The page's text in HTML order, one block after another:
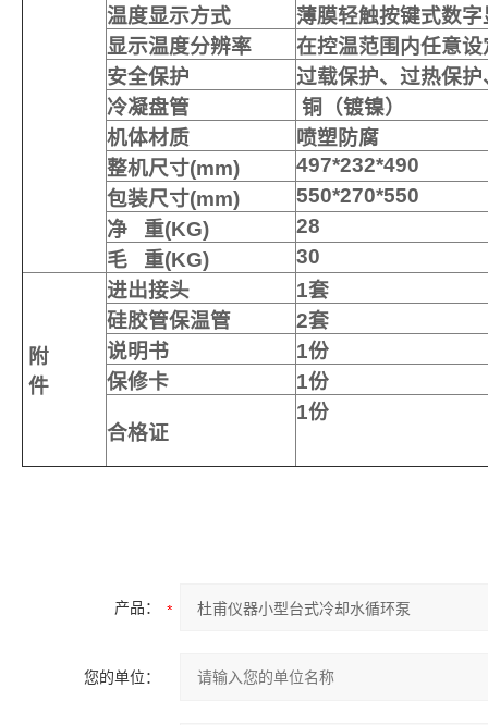
温度显示方式
薄膜轻触按键式数字
显示温度分辨率
在控温范围内任意
安全保护
过载保护、过热保
冷凝盘管
铜（镀镍）
机体材质
喷塑防腐
整机尺寸(mm)
497*232*490
包装尺寸(mm)
550*270*550
净
重(KG)
28
毛
重(KG) 30
附
件
进出接头 1套
硅胶管保温管
2套
说明书
1份
保修卡
1份
合格证
1份
产品：
您的单位：